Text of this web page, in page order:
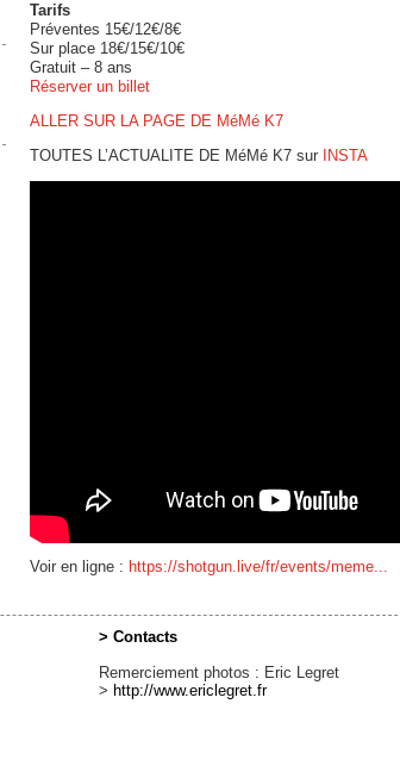
Tarifs
Préventes 15€/12€/8€
Sur place 18€/15€/10€
Gratuit – 8 ans
Réserver un billet
ALLER SUR LA PAGE DE MéMé K7
TOUTES L’ACTUALITE DE MéMé K7 sur
INSTA
Voir en ligne : https://shotgun.live/fr/events/meme...
> Contacts
Remerciement photos : Eric Legret
> http://www.ericlegret.fr